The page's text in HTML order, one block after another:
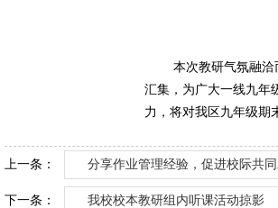
本次教研气氛融
汇集，为广大一线九年
力，将对我区九年级期
上一条： 分享作业管理经验，促进校际共
下一条： 我校校本教研组内听课活动掠影